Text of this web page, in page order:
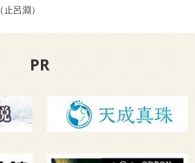
呂淵）
PR